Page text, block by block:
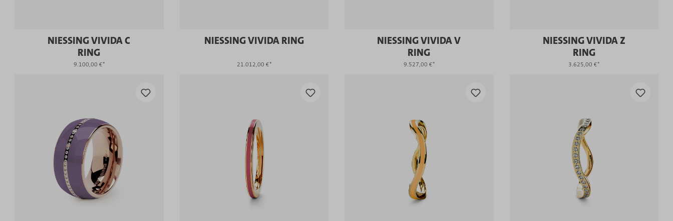
NIESSING VIVIDA C
RING
9.100,00 €*
NIESSING VIVIDA RING
21.012,00 €*
NIESSING VIVIDA V
RING
9.527,00 €*
NIESSING VIVIDA Z
RING
3.625,00 €*